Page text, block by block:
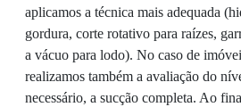
aplicamos a técnica mais adequada
gordura, corte rotativo para raízes,
a vácuo para lodo). No caso de
realizamos também a avaliação do
necessário, a sucção completa. Ao